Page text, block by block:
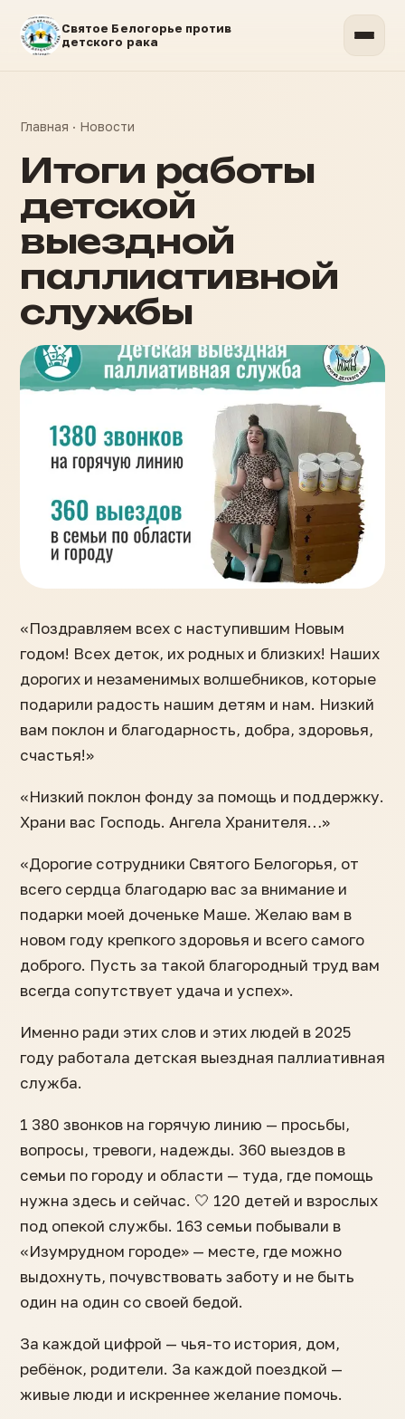
Святое Белогорье против
детского рака
Главная · Новости
Итоги работы
детской
выездной
паллиативной
службы
«Поздравляем всех с наступившим Новым
годом! Всех деток, их родных и близких! Наших
дорогих и незаменимых волшебников, которые
подарили радость нашим детям и нам. Низкий
вам поклон и благодарность, добра, здоровья,
счастья!»
«Низкий поклон фонду за помощь и поддержку.
Храни вас Господь. Ангела Хранителя…»
«Дорогие сотрудники Святого Белогорья, от
всего сердца благодарю вас за внимание и
подарки моей доченьке Маше. Желаю вам в
новом году крепкого здоровья и всего самого
доброго. Пусть за такой благородный труд вам
всегда сопутствует удача и успех».
Именно ради этих слов и этих людей в 2025
году работала детская выездная паллиативная
служба.
1 380 звонков на горячую линию — просьбы,
вопросы, тревоги, надежды. 360 выездов в
семьи по городу и области — туда, где помощь
нужна здесь и сейчас. 🤍 120 детей и взрослых
под опекой службы. 163 семьи побывали в
«Изумрудном городе» — месте, где можно
выдохнуть, почувствовать заботу и не быть
один на один со своей бедой.
За каждой цифрой — чья-то история, дом,
ребёнок, родители. За каждой поездкой —
живые люди и искреннее желание помочь.